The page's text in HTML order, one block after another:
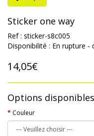
Sticker one way
Ref : sticker-s8c005
Disponibilité : En rupture -
14,05€
Options disponibles
Couleur